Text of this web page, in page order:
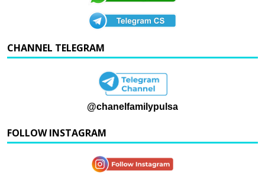
CHANNEL TELEGRAM
@chanelfamilypulsa
FOLLOW INSTAGRAM